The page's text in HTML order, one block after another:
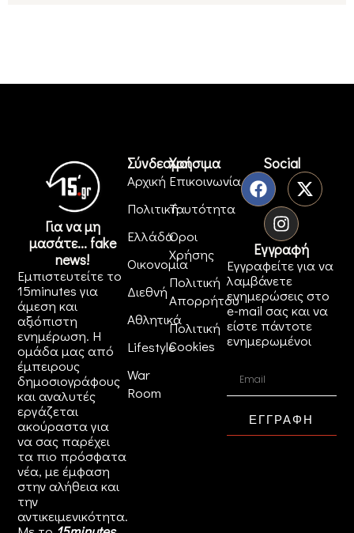
Για να μη
μασάτε... fake
news!
Εμπιστευτείτε το
15minutes για
άμεση και
αξιόπιστη
ενημέρωση. Η
ομάδα μας από
έμπειρους
δημοσιογράφους
και αναλυτές
εργάζεται
ακούραστα για
να σας παρέχει
τα πιο πρόσφατα
νέα, με έμφαση
στην αλήθεια και
την
αντικειμενικότητα.
Σύνδεσμοι
Αρχική
Πολιτική
Ελλάδα
Οικονομία
Διεθνή
Αθλητικά
Lifestyle
War
Room
Χρήσιμα
Επικοινωνία
Ταυτότητα
Όροι
Χρήσης
Πολιτική
Απορρήτου
Πολιτική
Cookies
Social
Εγγραφή
Εγγραφείτε για να
λαμβάνετε
ενημερώσεις στο
e-mail σας και να
είστε πάντοτε
ενημερωμένοι
ΕΓΓΡΑΦΗ